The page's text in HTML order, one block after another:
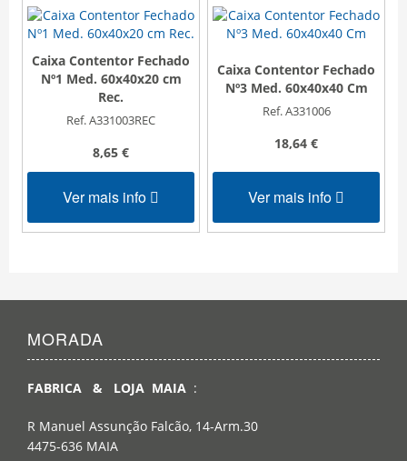
Caixa Contentor Fechado
Nº1 Med. 60x40x20 cm
Rec.
Ref. A331003REC
8,65 €
Ver mais info
Caixa Contentor Fechado
Nº3 Med. 60x40x40 Cm
Ref. A331006
18,64 €
Ver mais info
MORADA
FABRICA & LOJA MAIA :
R Manuel Assunção Falcão, 14-Arm.30
4475-636 MAIA